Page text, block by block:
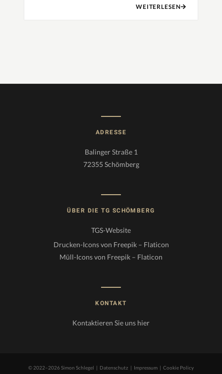
WEITERLESEN
ADRESSE
Balinger Straße 1
72355 Schömberg
ÜBER DIE TG SCHÖMBERG
TGS-Website
Drucken-Icons von Freepik – Flaticon
Müll-Icons von Freepik – Flaticon
KONTAKT
Kontaktieren Sie uns hier
© 2022–2026 Simon Schlegel | Datenschutz | Impressum | Cookie Policy